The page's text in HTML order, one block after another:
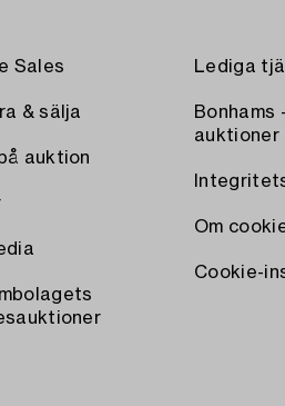
Sales
& sälja
auktion
Lediga
Bonhams
auktioner
Om
Cookie-